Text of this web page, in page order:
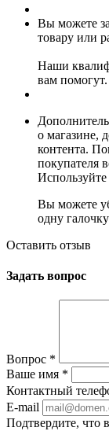
Вы можете
товару или
Наши
вам помогут.
о магазине,
контента.
покупателя
Вы можете
одну
Оставить отзыв
Задать вопрос
Вопрос *
Ваше имя *
Контактный
E-mail
Подтвердите, что